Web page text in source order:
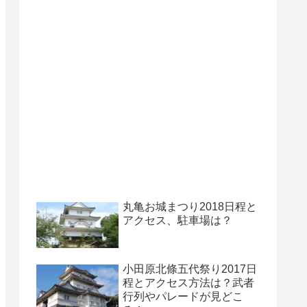
丸亀お城まつり2018日程と
アクセス、駐車場は？
小田原北條五代祭り2017日
程とアクセス方法は？武者
行列やパレードが見どこ